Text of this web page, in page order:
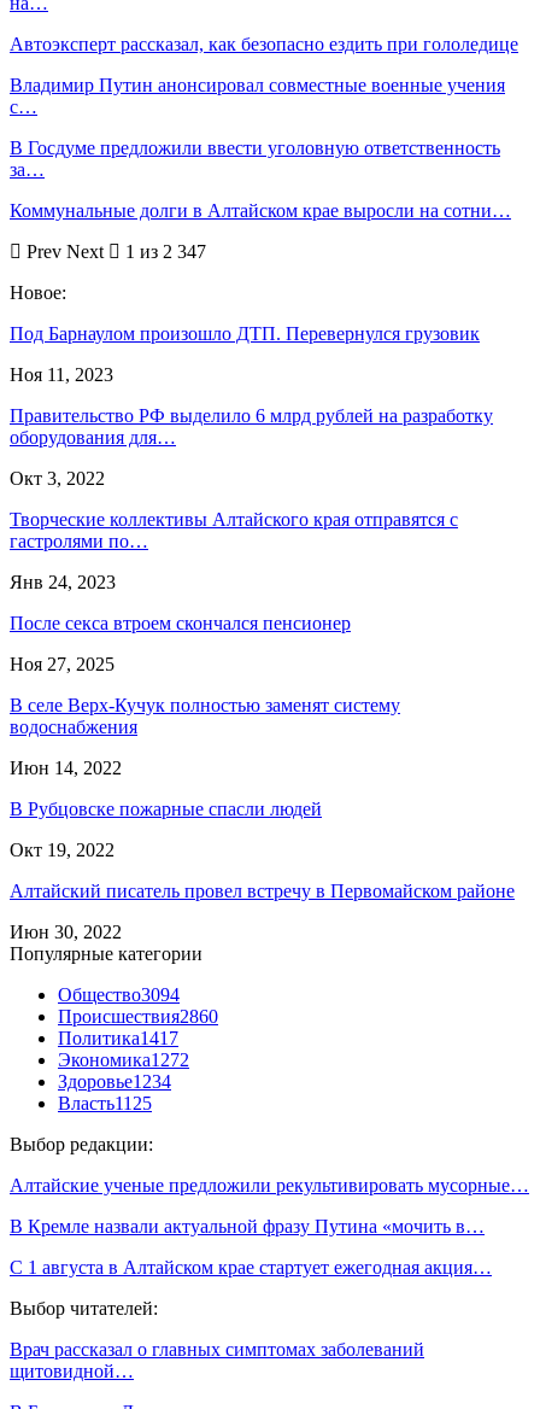
Автоэксперт рассказал, как безопасно ездить при гололедице
Владимир Путин анонсировал совместные военные учения
с…
В Госдуме предложили ввести уголовную ответственность
за…
Коммунальные долги в Алтайском крае выросли на сотни…
Prev Next
1 из 2 347
Новое:
Под Барнаулом произошло ДТП. Перевернулся грузовик
Ноя 11, 2023
Правительство РФ выделило 6 млрд рублей на разработку
оборудования для…
Окт 3, 2022
Творческие коллективы Алтайского края отправятся с
гастролями по…
Янв 24, 2023
После секса втроем скончался пенсионер
Ноя 27, 2025
В селе Верх-Кучук полностью заменят систему
водоснабжения
Июн 14, 2022
В Рубцовске пожарные спасли людей
Окт 19, 2022
Алтайский писатель провел встречу в Первомайском районе
Июн 30, 2022
Популярные категории
Общество3094
Происшествия2860
Политика1417
Экономика1272
Здоровье1234
Власть1125
Выбор редакции:
Алтайские ученые предложили рекультивировать мусорные…
В Кремле назвали актуальной фразу Путина «мочить в…
С 1 августа в Алтайском крае стартует ежегодная акция…
Выбор читателей:
Врач рассказал о главных симптомах заболеваний
щитовидной…